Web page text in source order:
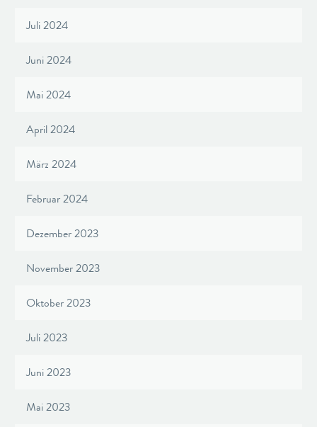
Juli 2024
Juni 2024
Mai 2024
April 2024
März 2024
Februar 2024
Dezember 2023
November 2023
Oktober 2023
Juli 2023
Juni 2023
Mai 2023